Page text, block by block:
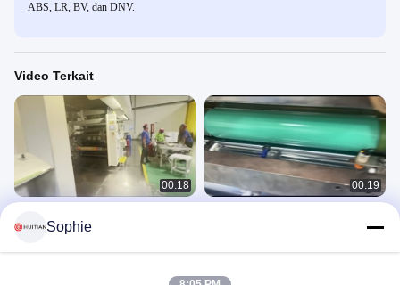
ABS, LR, BV, dan DNV.
Video Terkait
00:18
Aplikasi 2
00:19
Sophie